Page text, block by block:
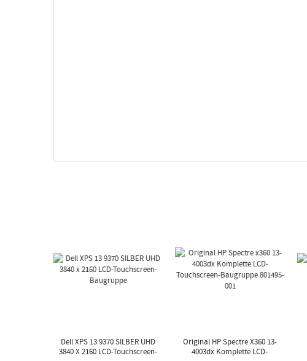
Dell XPS 13 9370 SILBER UHD
3840 X 2160 LCD-Touchscreen-
Original HP Spectre X360 13-
4003dx Komplette LCD-